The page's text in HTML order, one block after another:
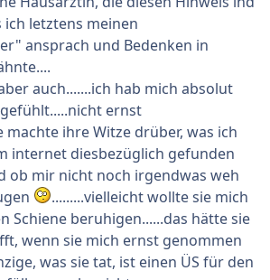
ich letztens meinen
ansprach und Bedenken in
auch.......ich hab mich absolut
ernst
machte ihre Witze drüber, was ich
internet diesbezüglich gefunden
ob mir nicht noch irgendwas weh
.........vielleicht wollte sie mich
Schiene beruhigen......das hätte sie
wenn sie mich ernst genommen
was sie tat, ist einen ÜS für den